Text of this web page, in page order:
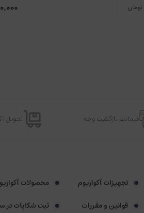
تومان
ضمانت بازگشت وجه تحویل
تجهیزات آکواریوم
محصولات
قوانین و مقررات
ثبت شکایات در